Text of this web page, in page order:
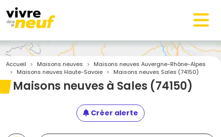
Accueil Maisons neuves
Maisons neuves Auvergne-Rhône-Alpes
Maisons neuves Haute-Savoie
Maisons neuves Sales (74150)
Maisons neuves à Sales (74150)
Créer alerte